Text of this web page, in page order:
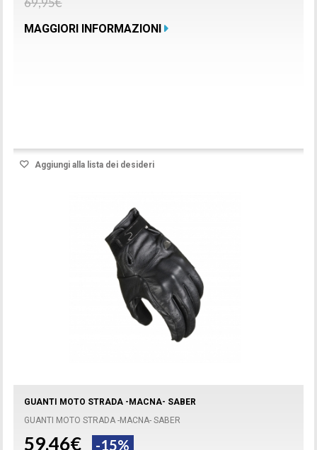
MAGGIORI INFORMAZIONI
Aggiungi alla lista dei desideri
GUANTI MOTO STRADA -MACNA- SABER
GUANTI MOTO STRADA -MACNA- SABER
59,46€ -15%